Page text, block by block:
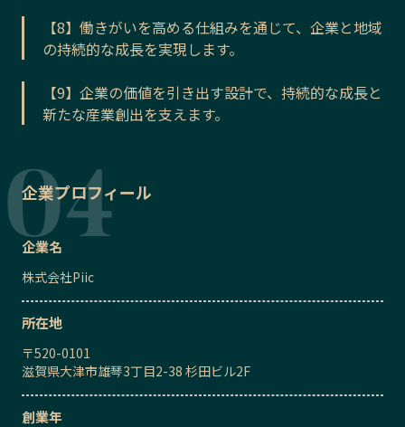
【8】働きがいを高める仕組みを通じて、企業と地域
の持続的な成長を実現します。
【9】企業の価値を引き出す設計で、持続的な成長と
新たな産業創出を支えます。
企業プロフィール
企業名
株式会社Piic
所在地
〒520-0101
滋賀県大津市雄琴3丁目2-38 杉田ビル2F
創業年